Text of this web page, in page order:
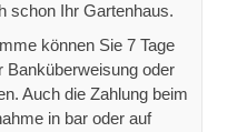
schon Ihr Gartenhaus.
können Sie 7 Tage
Banküberweisung oder
Auch die Zahlung beim
in bar oder auf